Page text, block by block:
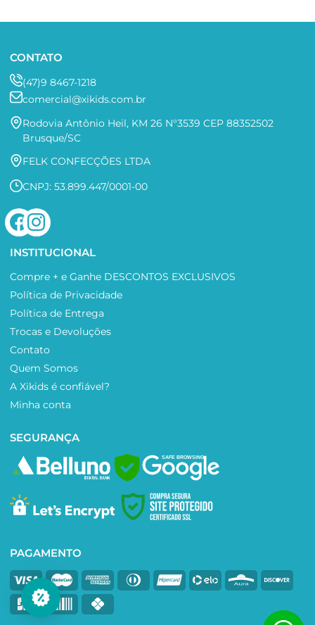
CONTATO
(47)9 8467-1218
comercial@xikids.com.br
Rodovia Antônio Heil, KM 26 N°3539 CEP 88352502
Brusque/SC
FELK CONFECÇÕES LTDA
CNPJ: 53.899.447/0001-00
INSTITUCIONAL
Compre + e Ganhe DESCONTOS EXCLUSIVOS
Política de Privacidade
Política de Entrega
Trocas e Devoluções
Contato
Quem Somos
A Xikids é confiável?
Minha conta
SEGURANÇA
SAFE BROWSING
PAGAMENTO